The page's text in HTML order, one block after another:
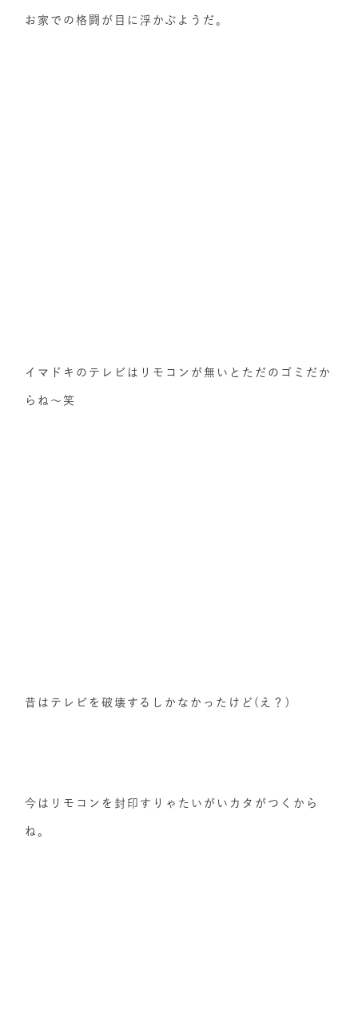
お家での格闘が目に浮かぶようだ。
イマドキのテレビはリモコンが無いとただのゴミだか
らね〜笑
昔はテレビを破壊するしかなかったけど(え？)
今はリモコンを封印すりゃたいがいカタがつくから
ね。